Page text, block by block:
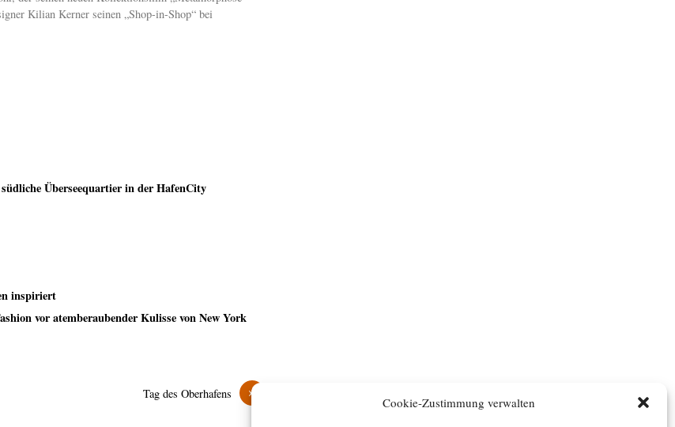
Cookie-Zustimmung verwalten
Kilian Kerner seinen „Shop-in-Shop“ bei
Überseequartier in der HafenCity
inspiriert
vor atemberaubender Kulisse von New York
»
Tag des Oberhafens